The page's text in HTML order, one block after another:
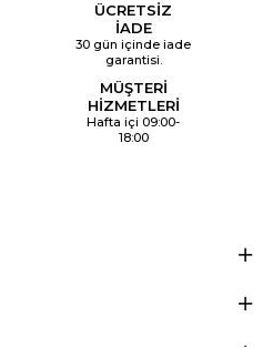
ÜCRETSİZ
İADE
30 gün içinde iade
garantisi.
MÜŞTERİ
HİZMETLERİ
Hafta içi 09:00-
18:00